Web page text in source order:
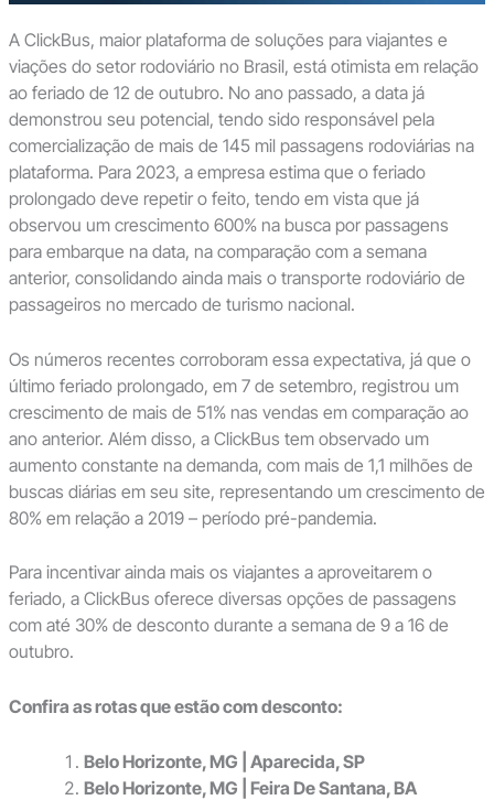
A ClickBus, maior plataforma de soluções para viajantes e
viações do setor rodoviário no Brasil, está otimista em relação
ao feriado de 12 de outubro. No ano passado, a data já
demonstrou seu potencial, tendo sido responsável pela
comercialização de mais de 145 mil passagens rodoviárias na
plataforma. Para 2023, a empresa estima que o feriado
prolongado deve repetir o feito, tendo em vista que já
observou um crescimento 600% na busca por passagens
para embarque na data, na comparação com a semana
anterior, consolidando ainda mais o transporte rodoviário de
passageiros no mercado de turismo nacional.
Os números recentes corroboram essa expectativa, já que o
último feriado prolongado, em 7 de setembro, registrou um
crescimento de mais de 51% nas vendas em comparação ao
ano anterior. Além disso, a ClickBus tem observado um
aumento constante na demanda, com mais de 1,1 milhões de
buscas diárias em seu site, representando um crescimento de
80% em relação a 2019 – período pré-pandemia.
Para incentivar ainda mais os viajantes a aproveitarem o
feriado, a ClickBus oferece diversas opções de passagens
com até 30% de desconto durante a semana de 9 a 16 de
outubro.
Confira as rotas que estão com desconto:
Belo Horizonte, MG | Aparecida, SP
Belo Horizonte, MG | Feira De Santana, BA